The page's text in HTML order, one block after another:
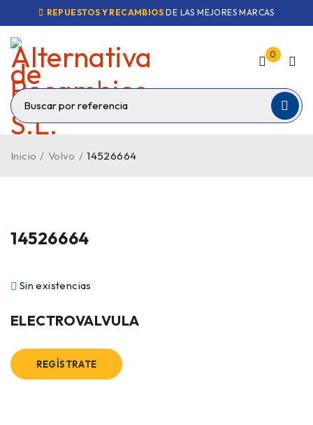
REPUESTOS Y RECAMBIOS DE LAS MEJORES MARCAS
0
Inicio / Volvo / 14526664
14526664
Sin existencias
ELECTROVALVULA
REGÍSTRATE